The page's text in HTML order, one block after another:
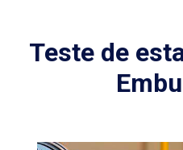
Teste de